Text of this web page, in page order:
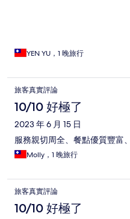
YEN YU，1 晚旅行
旅客真實評論
10/10 好極了
2023 年 6 月 15 日
服務親切周全、餐點優質豐富
Molly，1 晚旅行
旅客真實評論
10/10 好極了